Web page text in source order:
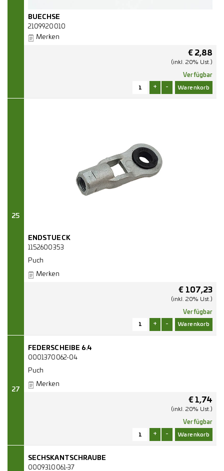
BUECHSE
2109920010
Merken
€ 2,88
(inkl. 20% Ust.)
Verfügbar
+ -
25
ENDSTUECK
1152600353
Puch
Merken
€ 107,23
(inkl. 20% Ust.)
Verfügbar
+ -
27
FEDERSCHEIBE 6.4
0001370062-04
Puch
Merken
€ 1,74
(inkl. 20% Ust.)
Verfügbar
+ -
SECHSKANTSCHRAUBE
0009310061-37